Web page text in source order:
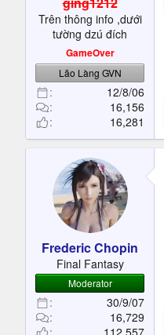
Trên thông info ,dưới
tường dzú đích
GameOver
Lão Làng GVN
12/8/06
16,156
16,281
Frederic Chopin
Final Fantasy
Moderator
30/9/07
16,729
112,557